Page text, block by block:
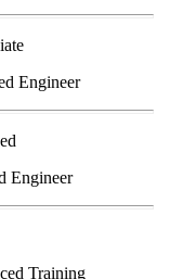
Engineer
Engineer
Training